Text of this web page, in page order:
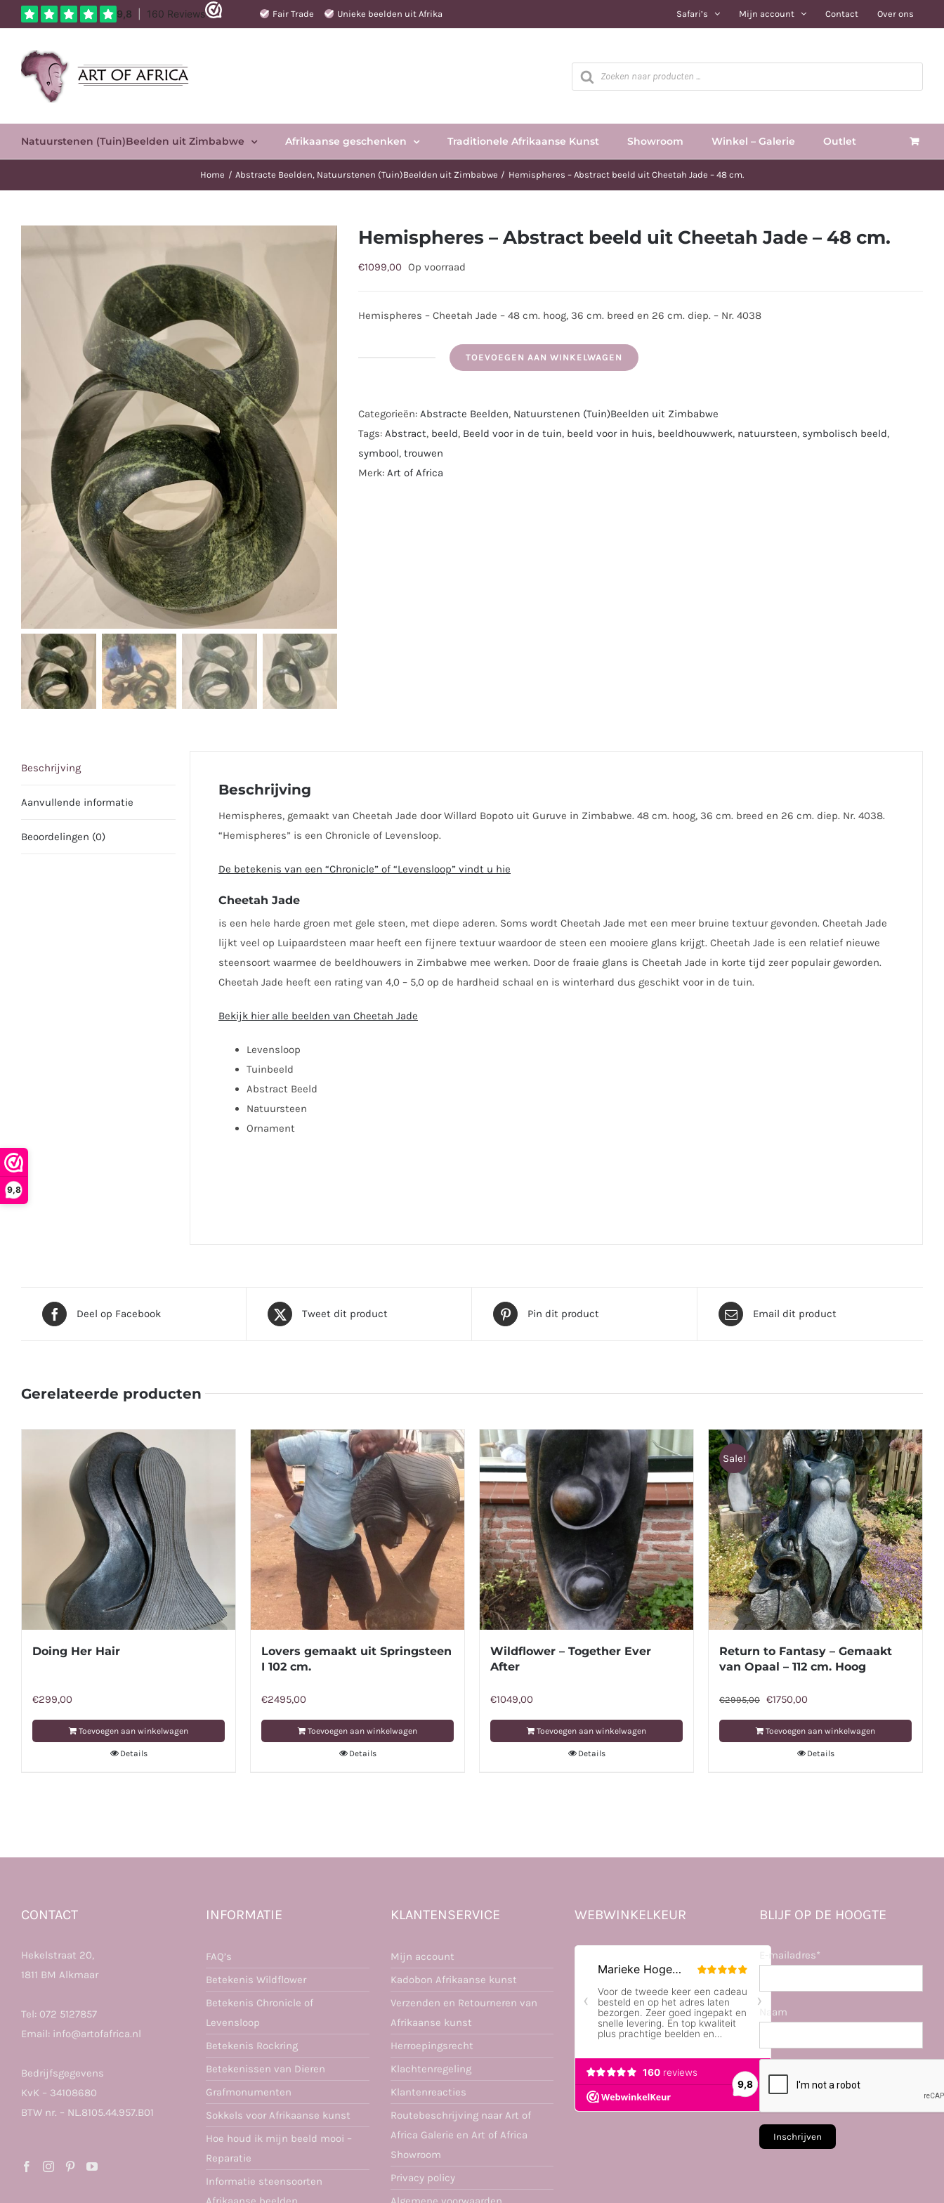
9,8
naar
inhoud
Fair Trade Unieke beelden uit Afrika Safari’s Mijn account Contact Over ons
Producten
zoeken
Natuurstenen (Tuin)Beelden uit Zimbabwe Afrikaanse geschenken Traditionele Afrikaanse Kunst Showroom Winkel – Galerie Outlet
Home Abstracte Beelden Natuurstenen (Tuin)Beelden uit Zimbabwe Hemispheres – Abstract beeld uit Cheetah Jade – 48 cm.
Hemispheres – Abstract beeld uit Cheetah Jade – 48 cm.
€1099,00 Op voorraad
Hemispheres – Cheetah Jade – 48 cm. hoog, 36 cm. breed en 26 cm. diep. – Nr. 4038
Hemispheres
TOEVOEGEN AAN WINKELWAGEN
Categorieën: Abstracte Beelden, Natuurstenen (Tuin)Beelden uit Zimbabwe
Tags: Abstract, beeld, Beeld voor in de tuin, beeld voor in huis, beeldhouwwerk, natuursteen, symbolisch beeld,
symbool, trouwen
Merk: Art of Africa
Beschrijving
Aanvullende informatie
Beoordelingen (0)
Beschrijving
Hemispheres, gemaakt van Cheetah Jade door Willard Bopoto uit Guruve in Zimbabwe. 48 cm. hoog, 36 cm. breed en 26 cm. diep. Nr. 4038.
“Hemispheres” is een Chronicle of Levensloop.
De betekenis van een “Chronicle” of “Levensloop” vindt u hie
Cheetah Jade
is een hele harde groen met gele steen, met diepe aderen. Soms wordt Cheetah Jade met een meer bruine textuur gevonden. Cheetah Jade
lijkt veel op Luipaardsteen maar heeft een fijnere textuur waardoor de steen een mooiere glans krijgt. Cheetah Jade is een relatief nieuwe
steensoort waarmee de beeldhouwers in Zimbabwe mee werken. Door de fraaie glans is Cheetah Jade in korte tijd zeer populair geworden.
Cheetah Jade heeft een rating van 4,0 – 5,0 op de hardheid schaal en is winterhard dus geschikt voor in de tuin.
Bekijk hier alle beelden van Cheetah Jade
Levensloop
Tuinbeeld
Abstract Beeld
Natuursteen
Ornament
Deel op Facebook Tweet dit product Pin dit product Email dit product
Gerelateerde producten
Doing Her Hair
€299,00
Toevoegen aan winkelwagen
Details
Lovers gemaakt uit Springsteen
I 102 cm.
€2495,00
Toevoegen aan winkelwagen
Details
Wildflower – Together Ever
After
€1049,00
Toevoegen aan winkelwagen
Details
Sale!
Return to Fantasy – Gemaakt
van Opaal – 112 cm. Hoog
€2995,00 Oorspronkelijke
prijs
was:
€2995,00.
€1750,00
prijs
is:
€1750,00.
Toevoegen aan winkelwagen
Details
CONTACT
Hekelstraat 20,
1811 BM Alkmaar
Tel: 072 5127857
Email: info@artofafrica.nl
Bedrijfsgegevens
KvK – 34108680
BTW nr. – NL.8105.44.957.B01
INFORMATIE
FAQ’s
Betekenis Wildflower
Betekenis Chronicle of
Levensloop
Betekenis Rockring
Betekenissen van Dieren
Grafmonumenten
Sokkels voor Afrikaanse kunst
Hoe houd ik mijn beeld mooi –
Reparatie
Informatie steensoorten
KLANTENSERVICE
Mijn account
Kadobon Afrikaanse kunst
Verzenden en Retourneren van
Afrikaanse kunst
Herroepingsrecht
Klachtenregeling
Klantenreacties
Routebeschrijving naar Art of
Africa Galerie en Art of Africa
Showroom
Privacy policy
WEBWINKELKEUR BLIJF OP DE HOOGTE
E-mailadres*
Naam